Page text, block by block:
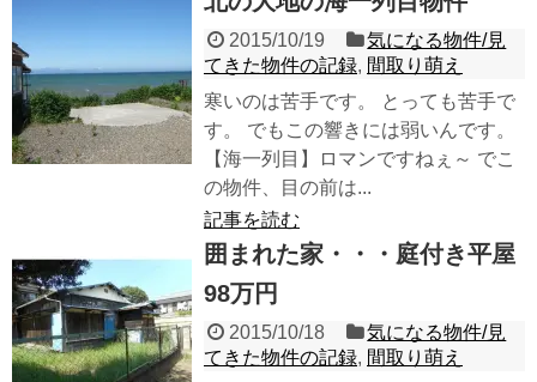
2015/10/19
気になる物件/見
てきた物件の記録, 間取り萌え
寒いのは苦手です。 とっても苦手で
す。 でもこの響きには弱いんです。
【海一列目】ロマンですねぇ～ でこ
の物件、目の前は...
記事を読む
囲まれた家・・・庭付き平屋
98万円
2015/10/18
気になる物件/見
てきた物件の記録, 間取り萌え